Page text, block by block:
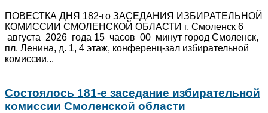
ПОВЕСТКА ДНЯ 182-го ЗАСЕДАНИЯ ИЗБИРАТЕЛЬНОЙ
КОМИССИИ СМОЛЕНСКОЙ ОБЛАСТИ г. Смоленск 6
августа 2026 года 15 часов 00 минут город Смоленск,
пл. Ленина, д. 1, 4 этаж, конференц-зал избирательной
комиссии...
Состоялось 181-е заседание избирательной
комиссии Смоленской области